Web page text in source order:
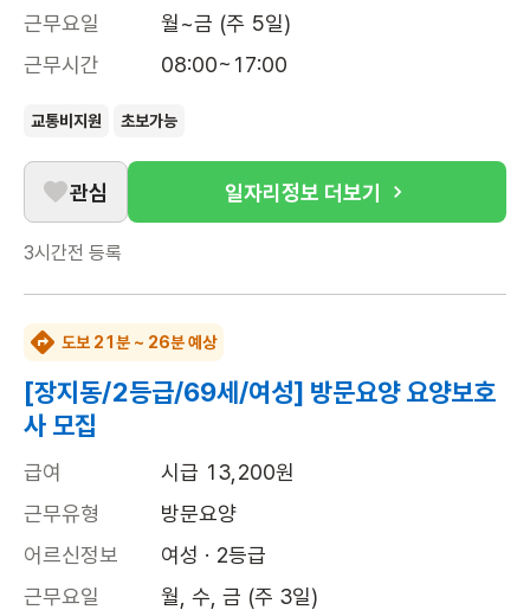
근무요일
월~금 (주 5일)
근무시간
08:00~17:00
교통비지원 초보가능
관심 일자리정보 더보기
3시간전 등록
도보 21분 ~ 26분 예상
[장지동/2등급/69세/여성] 방문요양 요양보호
사 모집
급여
시급 13,200원
근무유형
방문요양
어르신정보
여성 · 2등급
근무요일
월, 수, 금 (주 3일)